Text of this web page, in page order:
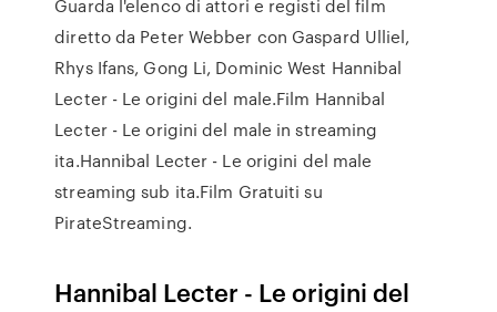
Guarda l'elenco di attori e registi del film
diretto da Peter Webber con Gaspard Ulliel,
Rhys Ifans, Gong Li, Dominic West Hannibal
Lecter - Le origini del male.Film Hannibal
Lecter - Le origini del male in streaming
ita.Hannibal Lecter - Le origini del male
streaming sub ita.Film Gratuiti su
PirateStreaming.
Hannibal Lecter - Le origini del